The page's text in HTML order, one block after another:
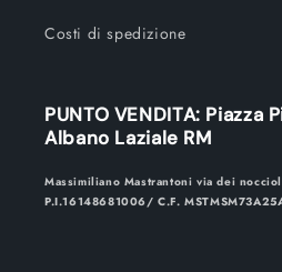
Costi di spedizione
PUNTO VENDITA: Piazza
Albano Laziale RM
Massimiliano Mastrantoni via dei
P.I.16148681006/ C.F.